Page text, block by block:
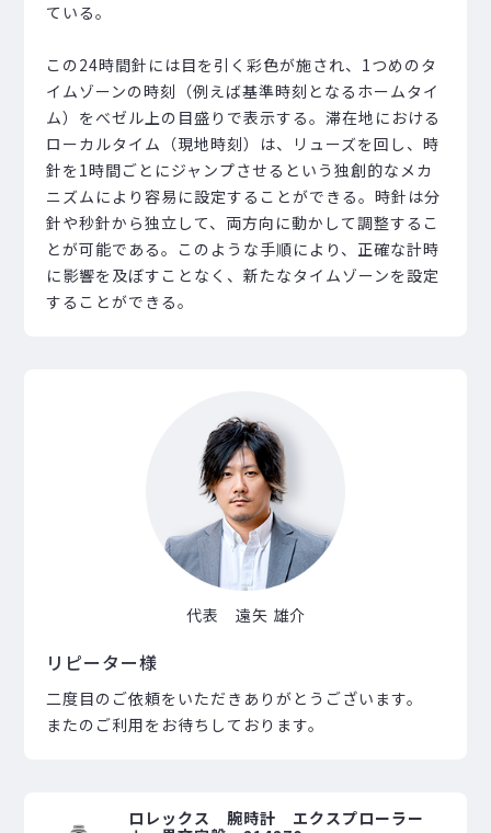
ている。
この24時間針には目を引く彩色が施され、1つめのタ
イムゾーンの時刻（例えば基準時刻となるホームタイ
ム）をべゼル上の目盛りで表示する。滞在地における
ローカルタイム（現地時刻）は、リューズを回し、時
針を1時間ごとにジャンプさせるという独創的なメカ
ニズムにより容易に設定することができる。時針は分
針や秒針から独立して、両方向に動かして調整するこ
とが可能である。このような手順により、正確な計時
に影響を及ぼすことなく、新たなタイムゾーンを設定
することができる。
代表 遠矢 雄介
リピーター様
二度目のご依頼をいただきありがとうございます。
またのご利用をお待ちしております。
ロレックス 腕時計 エクスプローラー